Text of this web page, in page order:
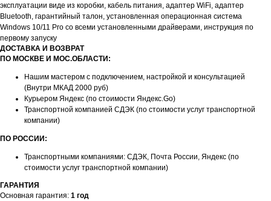
эксплуатации виде из коробки, кабель питания, адаптер WiFi, адаптер
Bluetooth, гарантийный талон, установленная операционная система
Windows 10/11 Pro со всеми установленными драйверами, инструкция по
первому запуску
ДОСТАВКА И ВОЗВРАТ
ПО МОСКВЕ И МОС.ОБЛАСТИ:
Нашим мастером с подключением, настройкой и консультацией
(Внутри МКАД 2000 руб)
Курьером Яндекс (по стоимости Яндекс.Go)
Транспортной компанией СДЭК (по стоимости услуг транспортной
компании)
ПО РОССИИ:
Транспортными компаниями: СДЭК, Почта России, Яндекс (по
стоимости услуг транспортной компании)
ГАРАНТИЯ
Основная гарантия: 1 год